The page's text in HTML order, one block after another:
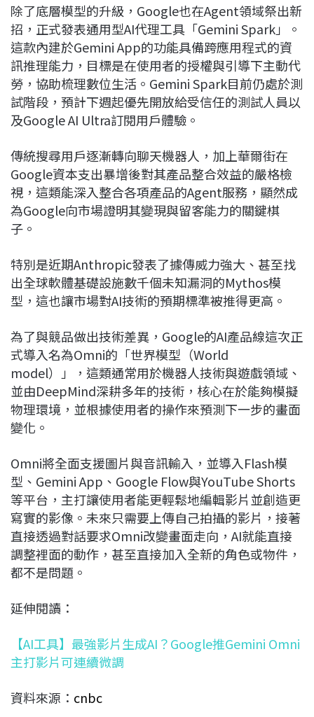
除了底層模型的升級，Google也在Agent領域祭出新
招，正式發表通用型AI代理工具「Gemini Spark」。
這款內建於Gemini App的功能具備跨應用程式的資
訊推理能力，目標是在使用者的授權與引導下主動代
勞，協助梳理數位生活。Gemini Spark目前仍處於測
試階段，預計下週起優先開放給受信任的測試人員以
及Google AI Ultra訂閱用戶體驗。
傳統搜尋用戶逐漸轉向聊天機器人，加上華爾街在
Google資本支出暴增後對其產品整合效益的嚴格檢
視，這類能深入整合各項產品的Agent服務，顯然成
為Google向市場證明其變現與留客能力的關鍵棋
子。
特別是近期Anthropic發表了據傳威力強大、甚至找
出全球軟體基礎設施數千個未知漏洞的Mythos模
型，這也讓市場對AI技術的預期標準被推得更高。
為了與競品做出技術差異，Google的AI產品線這次正
式導入名為Omni的「世界模型（World
model）」，這類通常用於機器人技術與遊戲領域、
並由DeepMind深耕多年的技術，核心在於能夠模擬
物理環境，並根據使用者的操作來預測下一步的畫面
變化。
Omni將全面支援圖片與音訊輸入，並導入Flash模
型、Gemini App、Google Flow與YouTube Shorts
等平台，主打讓使用者能更輕鬆地編輯影片並創造更
寫實的影像。未來只需要上傳自己拍攝的影片，接著
直接透過對話要求Omni改變畫面走向，AI就能直接
調整裡面的動作，甚至直接加入全新的角色或物件，
都不是問題。
延伸閱讀：
【AI工具】最強影片生成AI？Google推Gemini Omni
主打影片可連續微調
資料來源： cnbc